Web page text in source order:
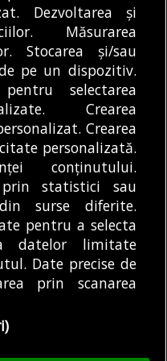
plimbările
cu caiacul și
DIANA MATEI 06/08/2026
COOKIES
de București.
by TRS Design.
Cookie
Policy (EU)
Cookie
Policy
Dezvoltarea și
Măsurarea
Stocarea și/sau
pe un dispozitiv.
selectarea
Crearea
Crearea
personalizată.
conținutului.
prin statistici sau
surse diferite.
pentru a selecta
datelor limitate
Date precise de
prin scanarea